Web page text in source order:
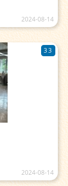
2024-08-14
33
2024-08-14